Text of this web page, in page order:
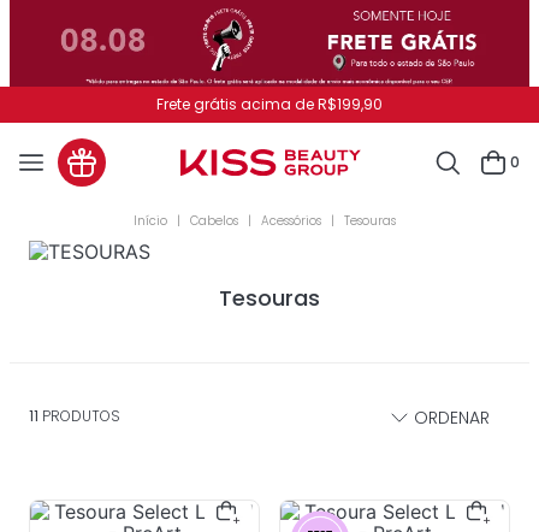
Frete grátis acima de R$199,90
0
Cabelos Acessórios Tesouras
Tesouras
11 PRODUTOS